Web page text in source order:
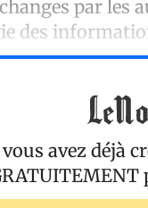
par les
des
vous avez déjà